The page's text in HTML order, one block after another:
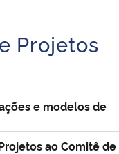
Projetos
e modelos de
ao Comitê de